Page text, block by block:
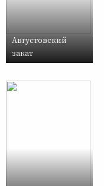
Августовский
закат